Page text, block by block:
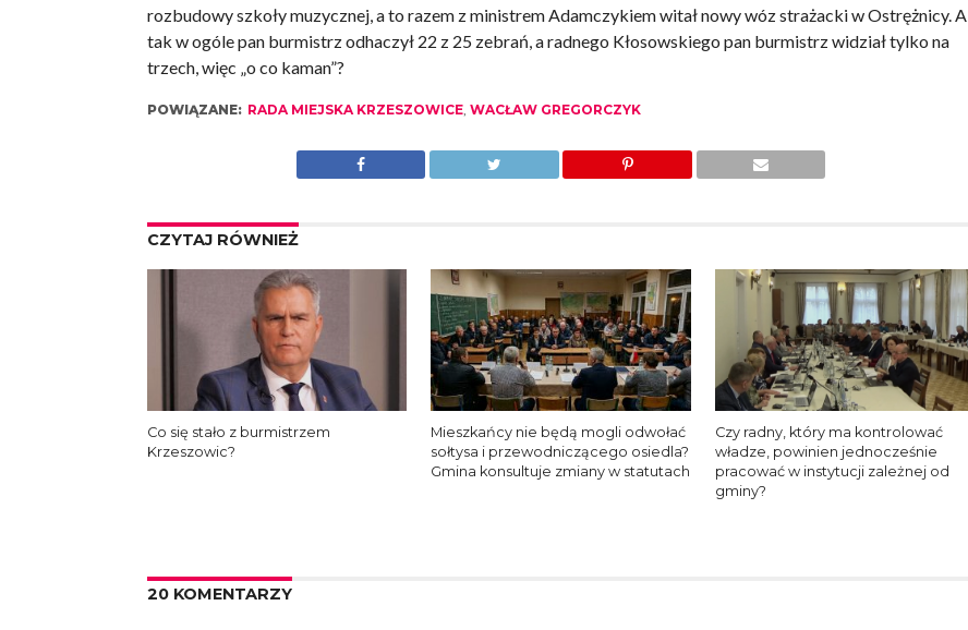
rozbudowy szkoły muzycznej, a to razem z ministrem Adamczykiem witał nowy wóz strażacki w Ostrężnicy. A
tak w ogóle pan burmistrz odhaczył 22 z 25 zebrań, a radnego Kłosowskiego pan burmistrz widział tylko na
trzech, więc „o co kaman”?
POWIĄZANE: RADA MIEJSKA KRZESZOWICE, WACŁAW GREGORCZYK
CZYTAJ RÓWNIEŻ
Co się stało z burmistrzem
Krzeszowic?
Mieszkańcy nie będą mogli odwołać
sołtysa i przewodniczącego osiedla?
Gmina konsultuje zmiany w statutach
Czy radny, który ma kontrolować
władze, powinien jednocześnie
pracować w instytucji zależnej od
gminy?
20 KOMENTARZY